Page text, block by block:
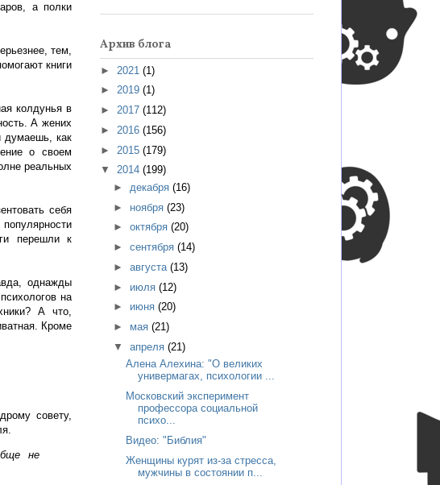
а полки
тем,
книги
колдунья в
А жених
думаешь, как
о своем
реальных
себя
перешли к
однажды
на
А что,
Кроме
совету,
не
Архив блога
► 2021 (1)
► 2019 (1)
► 2017 (112)
► 2016 (156)
► 2015 (179)
▼ 2014 (199)
► декабря (16)
► ноября (23)
► октября (20)
► сентября (14)
► августа (13)
► июля (12)
► июня (20)
► мая (21)
▼ апреля (21)
Алена Алехина: "О великих
универмагах, психологии ...
Московский эксперимент
профессора социальной
психо...
Видео: "Библия"
Женщины курят из-за стресса,
мужчины в состоянии п...